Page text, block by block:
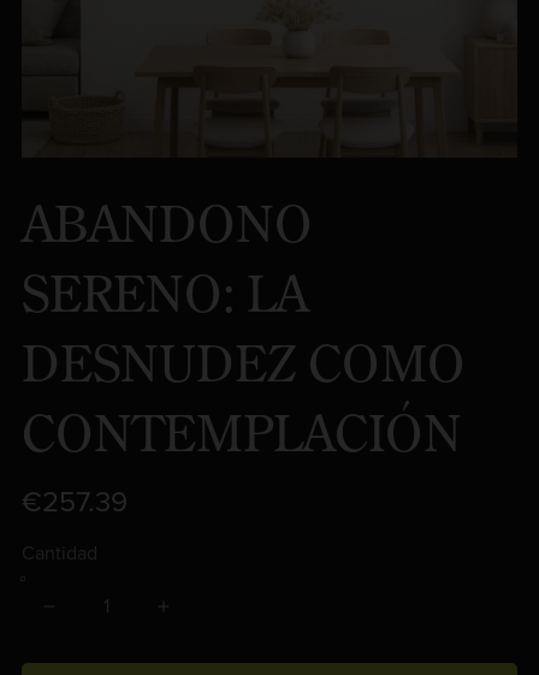
ABANDONO
SERENO: LA
DESNUDEZ COMO
CONTEMPLACIÓN
€257.39
Cantidad